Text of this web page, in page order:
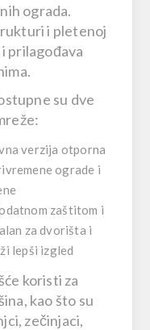
ograda.
i pletenoj
prilagođava
su dve
:
verzija otporna
ograde i
zaštitom i
za dvorišta i
lepši izgled
koristi za
, kao što su
zečinjaci,